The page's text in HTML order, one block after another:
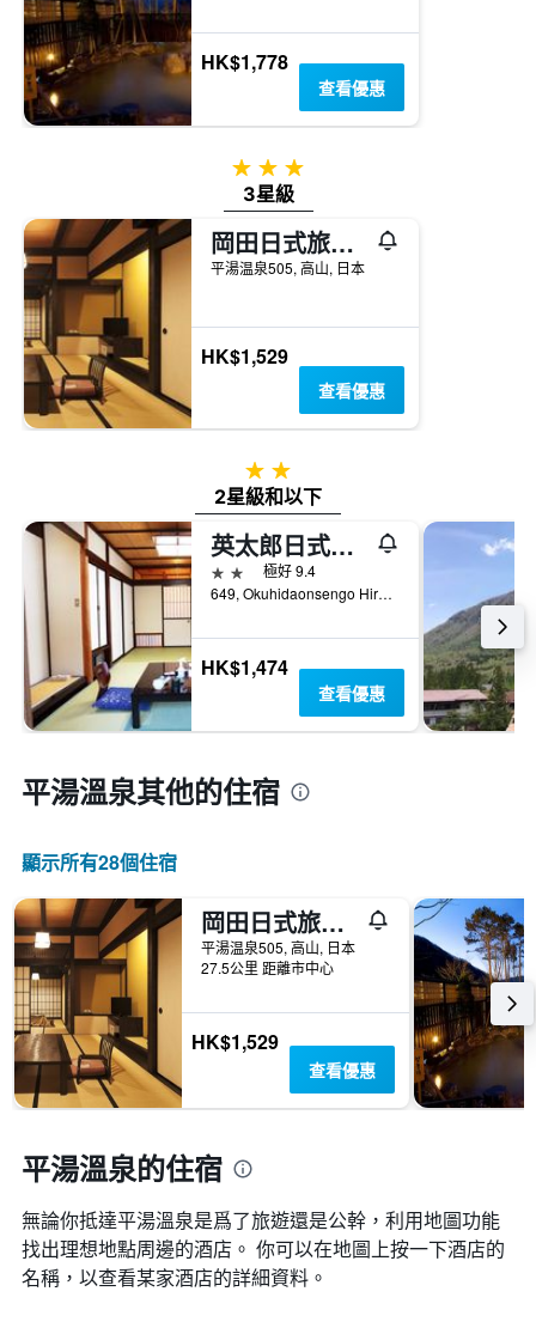
HK$1,778
查看優惠
3星級
3星級
岡田日式旅館和樂亭
平湯温泉505, 高山, 日本
HK$1,529
查看優惠
2星級
2星級和以下
英太郎日式旅館
2星級
極好 9.4
649, Okuhidaonsengo Hirayu, 高山, 日本
HK$1,474
查看優惠
平湯溫泉​其他的住宿
顯示所有28​個住宿
岡田日式旅館和樂亭
平湯温泉505, 高山, 日本
27.5公里 距離市中心
HK$1,529
查看優惠
平湯溫泉的住宿
無論你抵達平湯溫泉​是爲了旅遊還是公幹，利用地圖功能
找出理想地點周邊的酒店。 你可以在地圖上按一下酒店的
名稱，以查看某家酒店的詳細資料。